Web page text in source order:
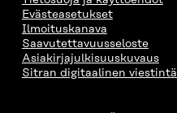
Evästeasetukset
Ilmoituskanava
Saavutettavuusseloste
Asiakirjajulkisuuskuvaus
Sitran digitaalinen